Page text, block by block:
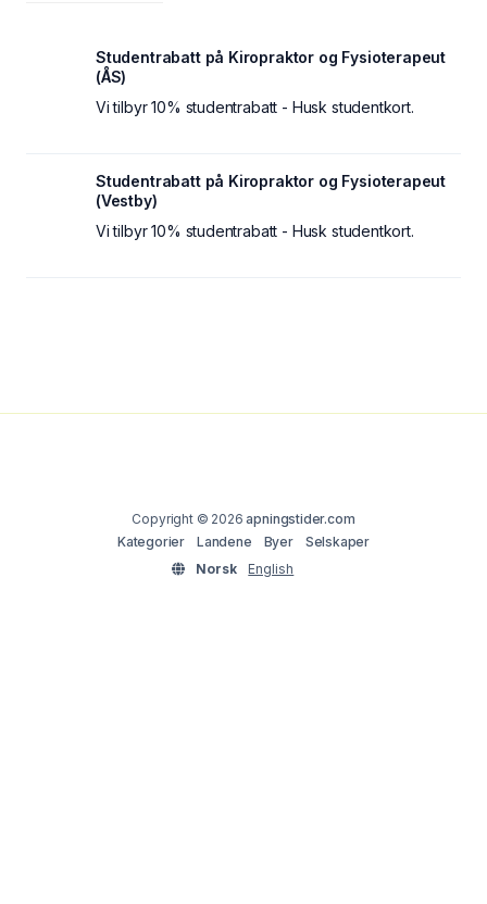
Studentrabatt på Kiropraktor og Fysioterapeut
(ÅS)
Vi tilbyr 10% studentrabatt - Husk studentkort.
Studentrabatt på Kiropraktor og Fysioterapeut
(Vestby)
Vi tilbyr 10% studentrabatt - Husk studentkort.
Copyright © 2026apningstider.com
Kategorier
Landene Byer
Selskaper
Norsk
English